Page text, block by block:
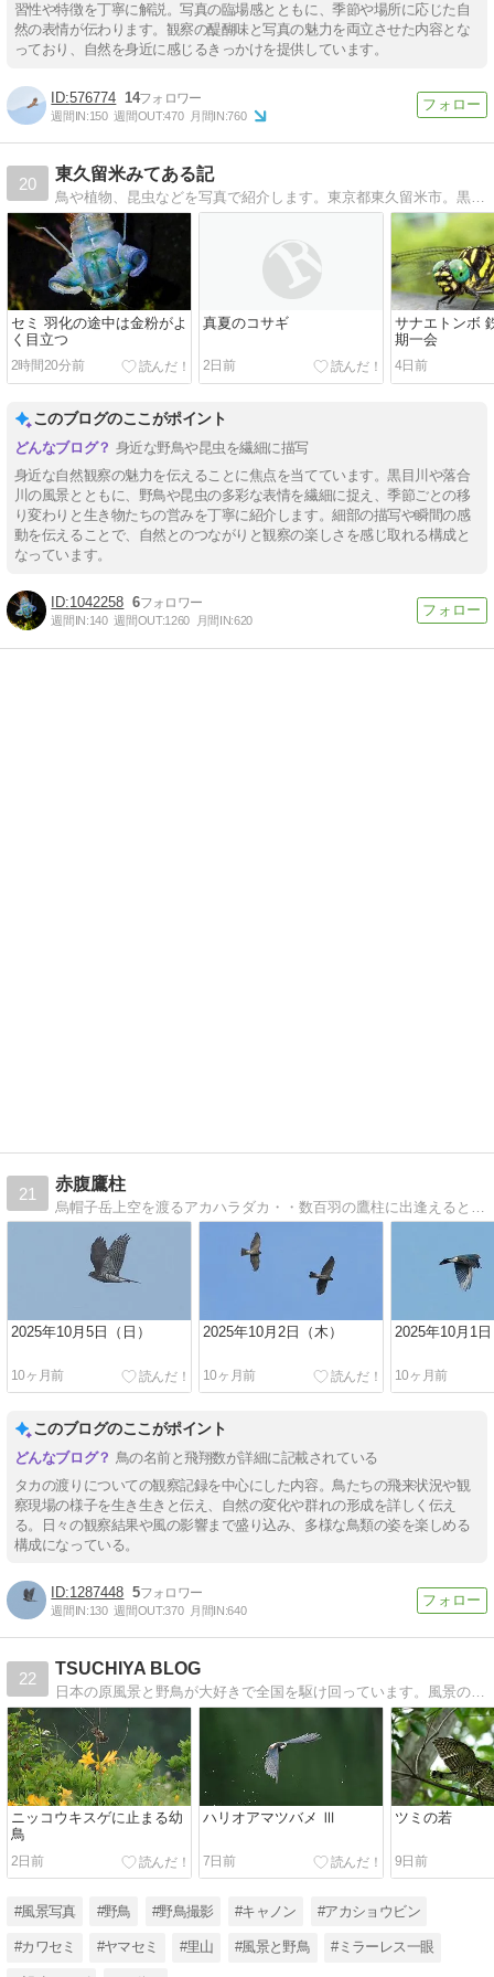
習性や特徴を丁寧に解説。写真の臨場感とともに、季節や場所に応じた自
然の表情が伝わります。観察の醍醐味と写真の魅力を両立させた内容とな
っており、自然を身近に感じるきっかけを提供しています。
576774 14
週間IN:150 週間OUT:470 月間IN:760
20
東久留米みてある記
セミ 羽化の途中は金粉がよ
く目立つ
2時間20分前
真夏のコサギ
2日前
サナエトンボ
期一会
4日前
このブログのここがポイント
身近な野鳥や昆虫を繊細に描写
身近な自然観察の魅力を伝えることに焦点を当てています。黒目川や落合
川の風景とともに、野鳥や昆虫の多彩な表情を繊細に捉え、季節ごとの移
り変わりと生き物たちの営みを丁寧に紹介します。細部の描写や瞬間の感
動を伝えることで、自然とのつながりと観察の楽しさを感じ取れる構成と
なっています。
1042258 6
週間IN:140 週間OUT:1260 月間IN:620
21
赤腹鷹柱
2025年10月5日（日）
10ヶ月前
2025年10月2日（木）
10ヶ月前
2025年10月1
10ヶ月前
このブログのここがポイント
鳥の名前と飛翔数が詳細に記載されている
タカの渡りについての観察記録を中心にした内容。鳥たちの飛来状況や観
察現場の様子を生き生きと伝え、自然の変化や群れの形成を詳しく伝え
る。日々の観察結果や風の影響まで盛り込み、多様な鳥類の姿を楽しめる
構成になっている。
1287448 5
週間IN:130 週間OUT:370 月間IN:640
22
TSUCHIYA BLOG
日本の原風景と野鳥が大好きで全国を駆け回っています。風景の中にいる野鳥を目標としています。
ニッコウキスゲに止まる幼
鳥
2日前
ハリオアマツバメ Ⅲ
7日前
ツミの若
9日前
#風景写真 #野鳥 #野鳥撮影 #キャノン #アカショウビン
#カワセミ #ヤマセミ #里山 #風景と野鳥 #ミラーレス一眼